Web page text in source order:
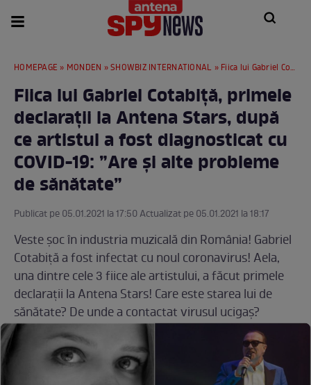
HOMEPAGE » MONDEN »SHOWBIZ INTERNATIONAL » Fiica lui Gabriel Cotabiță, primele declarații la Antena Stars, după ce artistul a fost diagnosticat cu COVID-19: ”Are și alte probleme de sănătate”
Fiica lui Gabriel Cotabiță, primele
declarații la Antena Stars, după
ce artistul a fost diagnosticat cu
COVID-19: ”Are și alte probleme
de sănătate”
Publicat pe 05.01.2021 la 17:50 Actualizat pe 05.01.2021 la 18:17
Veste șoc în industria muzicală din România! Gabriel
Cotabiță a fost infectat cu noul coronavirus! Aela,
una dintre cele 3 fiice ale artistului, a făcut primele
declarații la Antena Stars! Care este starea lui de
sănătate? De unde a contactat virusul ucigaș?